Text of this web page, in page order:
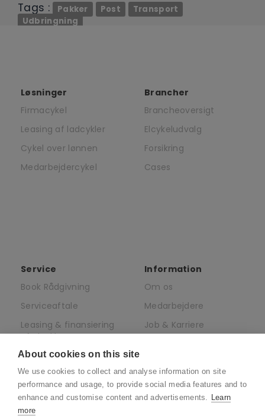
Tags : Pakker Post
Transport
Udbringning
Løsninger
Firmacykel
Leasing af ladcykler
Cykel over lønnen
Medarbejdercykel
Brancher
Brancheoversigt
Elcykeludvalg
Forsikring
Cases
Service
Book Rådgivning
Serviceaftale
Leasing & finansiering
af elcykler
Information
Om os
Medarbejdere
Job & Karriere
CSR
About cookies on this site
We use cookies to collect and analyse information on site
performance and usage, to provide social media features and to
enhance and customise content and advertisements. Learn
more